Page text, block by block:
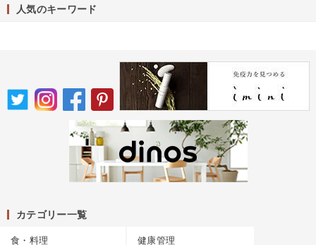
人気のキーワード
カテゴリー一覧
食・料理 健康管理